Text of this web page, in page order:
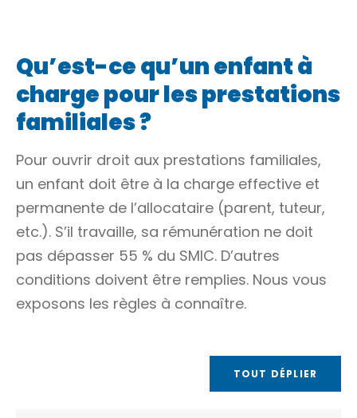
Qu’est-ce qu’un enfant à
charge pour les prestations
familiales ?
Pour ouvrir droit aux prestations familiales,
un enfant doit être à la charge effective et
permanente de l’allocataire (parent, tuteur,
etc.). S’il travaille, sa rémunération ne doit
pas dépasser 55 % du SMIC. D’autres
conditions doivent être remplies. Nous vous
exposons les règles à connaître.
TOUT DÉPLIER